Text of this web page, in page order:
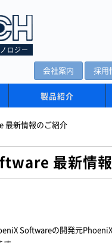
ロジー
会社案内 採用
製品紹介
最新情報のご紹介
最新情
Softwareの開発元